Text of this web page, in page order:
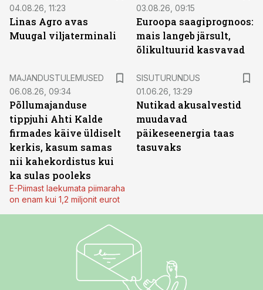
04.08.26, 11:23
Linas Agro avas
Muugal viljaterminali
03.08.26, 09:15
Euroopa saagiprognoos:
mais langeb järsult,
õlikultuurid kasvavad
MAJANDUSTULEMUSED
06.08.26, 09:34
Põllumajanduse
tippjuhi Ahti Kalde
firmades käive üldiselt
kerkis, kasum samas
nii kahekordistus kui
ka sulas pooleks
E-Piimast laekumata piimaraha
on enam kui 1,2 miljonit eurot
SISUTURUNDUS
01.06.26, 13:29
Nutikad akusalvestid
muudavad
päikeseenergia taas
tasuvaks